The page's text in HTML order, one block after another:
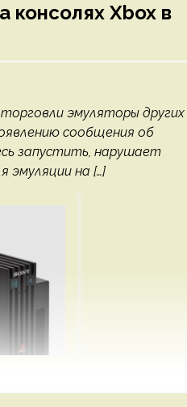
консолях Xbox в
эмуляторы других
сообщения об
запустить, нарушает
эмуляции на […]